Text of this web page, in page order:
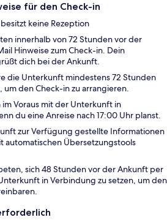
für den Check-in
keine Rezeption
innerhalb von 72 Stunden vor der
Hinweise zum Check-in. Dein
dich bei der Ankunft.
die Unterkunft mindestens 72 Stunden
um den Check-in zu arrangieren.
Voraus mit der Unterkunft in
du eine Anreise nach 17:00 Uhr planst.
zur Verfügung gestellte Informationen
automatischen Übersetzungstools
sich 48 Stunden vor der Ankunft per
in Verbindung zu setzen, um den